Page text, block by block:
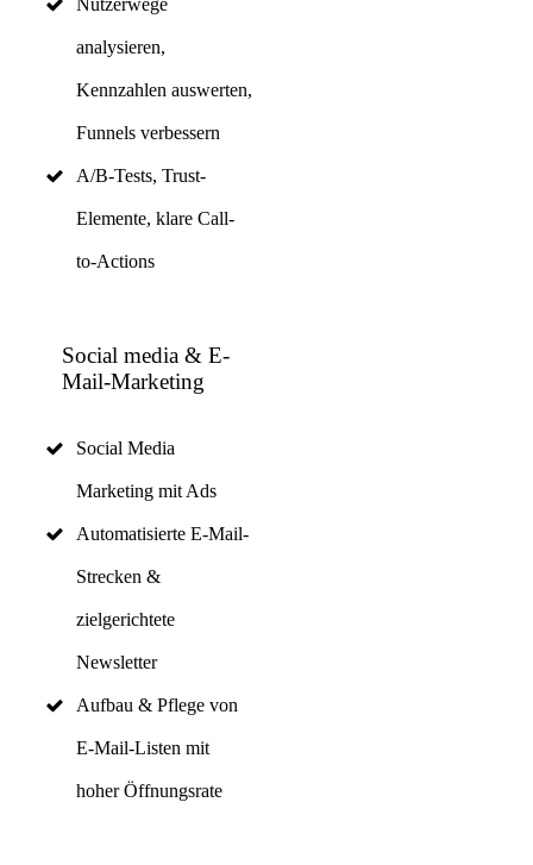
analysieren,
Kennzahlen auswerten,
Funnels verbessern
A/B-Tests, Trust-
Elemente, klare Call-
to-Actions
Social media & E-
Mail-Marketing
Social Media
Marketing mit Ads
Automatisierte E-Mail-
Strecken &
zielgerichtete
Newsletter
Aufbau & Pflege von
E-Mail-Listen mit
hoher Öffnungsrate